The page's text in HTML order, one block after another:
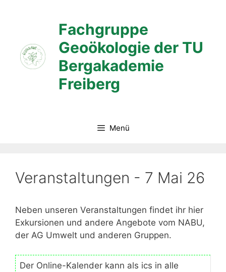
Fachgruppe
Geoökologie der TU
Bergakademie
Freiberg
Menü
Veranstaltungen - 7 Mai 26
Neben unseren Veranstaltungen findet ihr hier
Exkursionen und andere Angebote vom NABU,
der AG Umwelt und anderen Gruppen.
Der Online-Kalender kann als ics in alle